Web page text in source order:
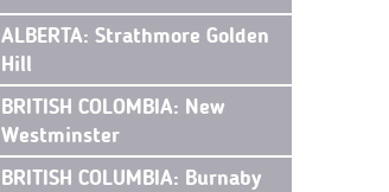
ALBERTA: Strathmore Golden
Hill
BRITISH COLOMBIA: New
Westminster
BRITISH COLUMBIA: Burnaby